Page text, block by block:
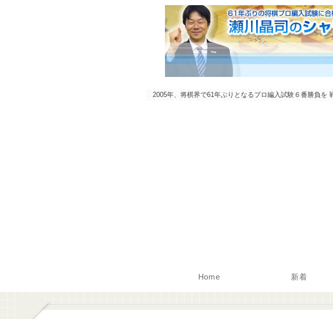
2005年、将棋界で61年ぶりとなるプロ編入試験６番勝負
Home 新着